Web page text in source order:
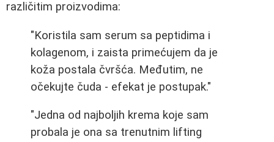
različitim proizvodima:
"Koristila sam serum sa peptidima i
kolagenom, i zaista primećujem da je
koža postala čvršća. Međutim, ne
očekujte čuda - efekat je postupak."
"Jedna od najboljih krema koje sam
probala je ona sa trenutnim lifting